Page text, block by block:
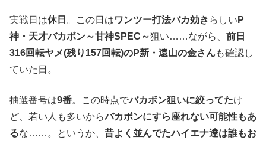
実戦日は休日 。この日はワンツー打法バカ効き らしい P
神・天才バカボン～甘神SPEC～狙い……ながら、 前日
316回転ヤメ(残り157回転)のP新・遠山の金さんも確認し
ていた日。
抽選番号は9番。この時点でバカボン狙いに絞ってたけ
ど、若い人も多いからバカボンにすら座れない可能性もあ
るな……。というか、 昔よく並んでたハイエナ達は誰もお